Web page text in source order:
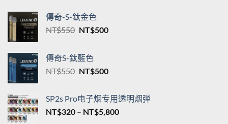
傳奇-S-鈦金色
NT$550 原
格：
NT$550。
NT$500目
NT$500。
傳奇S-鈦藍色
NT$550 原
格：
NT$550。
NT$500目
格：
NT$500。
SP2s Pro电子烟专用透明烟弹
NT$320 – NT$5,800價